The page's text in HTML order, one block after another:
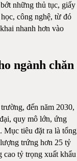
những thủ tục, giấy
công nghệ, từ đó
nhanh hơn vào
ngành chăn
đến năm 2030,
quy mô lớn, ứng
Mục tiêu đặt ra là tổng
trứng hơn 25 tỷ
cao tỷ trọng xuất khẩu